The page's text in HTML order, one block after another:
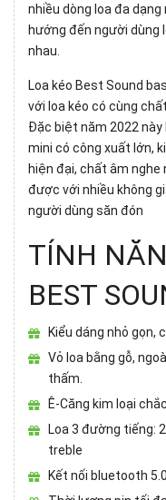
nhiều dòng loa đa
hướng đến người dùng
nhau.
Loa kéo Best Sound
với loa kéo có cùng
Đặc biệt năm 2022 này
mini có công xuất lớn,
hiện đại, chất âm nghe
được với nhiều không
người dùng săn đón
TÍNH
BEST
Kiểu dáng nhỏ gọn,
Vỏ loa bằng gỗ,
thấm.
Ê-Căng kim loại
Loa 3 đường tiếng:
treble
Kết nối bluetooth